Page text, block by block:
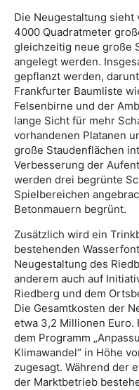
Die Neugestaltung
4000 Quadratmeter
gleichzeitig neue große
angelegt werden.
gepflanzt werden,
Frankfurter Baumliste
Felsenbirne und der
lange Sicht für mehr
vorhandenen Platanen
große Staudenflächen
Verbesserung der
werden drei begrünte
Spielbereichen
Betonmauern begrünt.
Zusätzlich wird ein
bestehenden
Neugestaltung des
anderem auch auf
Riedberg und dem
Die Gesamtkosten der
etwa 3,2 Millionen Euro.
dem Programm
Klimawandel“ in Höhe
zugesagt. Während der
der Marktbetrieb